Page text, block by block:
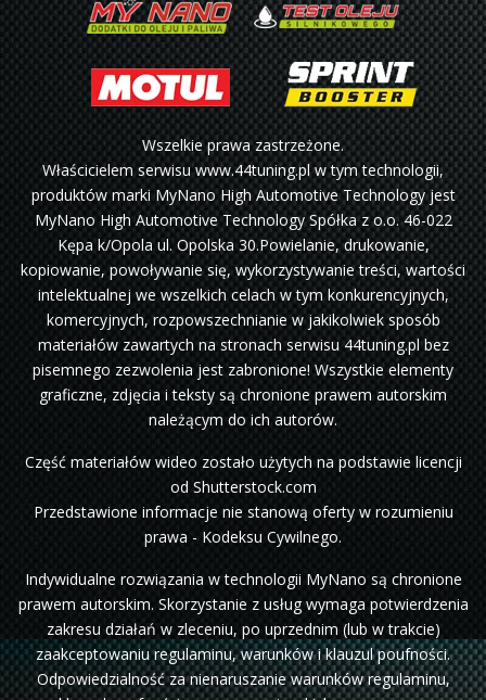
Wszelkie prawa zastrzeżone.
Właścicielem serwisu www.44tuning.pl w tym technologii,
produktów marki MyNano High Automotive Technology jest
MyNano High Automotive Technology Spółka z o.o. 46-022
Kępa k/Opola ul. Opolska 30.Powielanie, drukowanie,
kopiowanie, powoływanie się, wykorzystywanie treści, wartości
intelektualnej we wszelkich celach w tym konkurencyjnych,
komercyjnych, rozpowszechnianie w jakikolwiek sposób
materiałów zawartych na stronach serwisu 44tuning.pl bez
pisemnego zezwolenia jest zabronione! Wszystkie elementy
graficzne, zdjęcia i teksty są chronione prawem autorskim
należącym do ich autorów.
Część materiałów wideo zostało użytych na podstawie licencji
od Shutterstock.com
Przedstawione informacje nie stanową oferty w rozumieniu
prawa - Kodeksu Cywilnego.
Indywidualne rozwiązania w technologii MyNano są chronione
prawem autorskim. Skorzystanie z usług wymaga potwierdzenia
zakresu działań w zleceniu, po uprzednim (lub w trakcie)
zaakceptowaniu regulaminu, warunków i klauzul poufności.
Odpowiedzialność za nienaruszanie warunków regulaminu,